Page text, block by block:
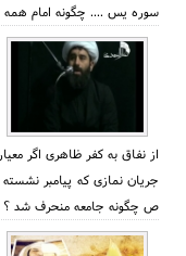
سوره یس .... چگونه امام همه
جریان نمازی که پیامبر
ص چگونه جامعه منحرف شد ؟